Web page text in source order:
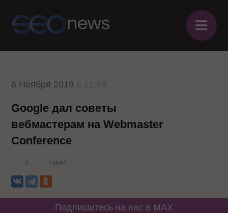
≡
6 Ноября 2019
Google дал советы
вебмастерам на Webmaster
Conference
3 14644
Подпишитесь на нас в MAX